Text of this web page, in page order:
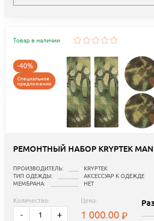
Товар в наличии
-40%
Специальное
предложение
РЕМОНТНЫЙ НАБОР KRYPTEK
ПРОИЗВОДИТЕЛЬ:
KRYPTEK
ТИП ОДЕЖДЫ:
АКСЕССУАР К ОДЕЖДЕ
МЕМБРАНА:
НЕТ
Количество:
- +
Цена:
1 000.00